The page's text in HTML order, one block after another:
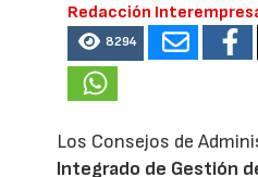
Redacción
8294
Los Consejos de
Integrado de Gestión